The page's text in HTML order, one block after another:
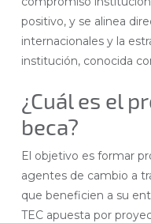
positivo, y se alinea
internacionales y la
institución, conocida
¿Cuál es el
beca?
El objetivo es formar
agentes de cambio a
que beneficien a su
TEC apuesta por